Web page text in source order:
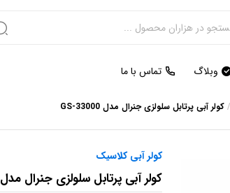
وبلاگ تماس با ما
/کولر آبی پرتابل سلولزی جنرال مدل GS-33000
کولر آبی کلاسیک
کولر آبی پرتابل سلولزی جنرال مدل GS-33000